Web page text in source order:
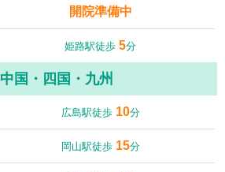
開院準備中
姫路駅徒歩5分
中国・四国・九州
広島駅徒歩 10分
岡山駅徒歩 15分